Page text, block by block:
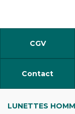
CGV
Contact
LUNETTES